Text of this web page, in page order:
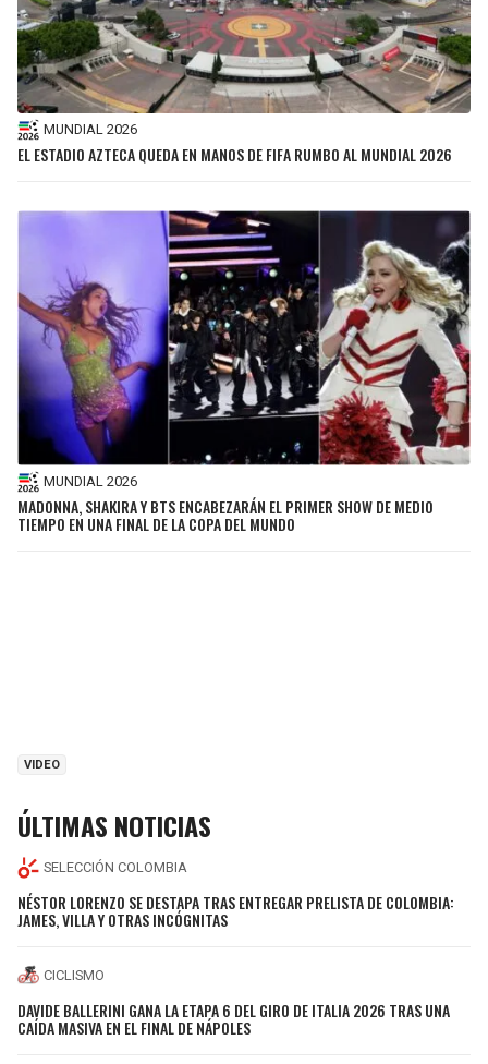
MUNDIAL 2026
EL ESTADIO AZTECA QUEDA EN MANOS DE FIFA RUMBO AL MUNDIAL 2026
MUNDIAL 2026
MADONNA, SHAKIRA Y BTS ENCABEZARÁN EL PRIMER SHOW DE MEDIO
TIEMPO EN UNA FINAL DE LA COPA DEL MUNDO
VIDEO
ÚLTIMAS NOTICIAS
SELECCIÓN COLOMBIA
NÉSTOR LORENZO SE DESTAPA TRAS ENTREGAR PRELISTA DE COLOMBIA:
JAMES, VILLA Y OTRAS INCÓGNITAS
CICLISMO
DAVIDE BALLERINI GANA LA ETAPA 6 DEL GIRO DE ITALIA 2026 TRAS UNA
CAÍDA MASIVA EN EL FINAL DE NÁPOLES